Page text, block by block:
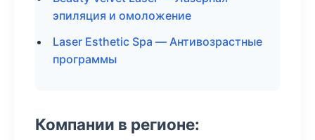
эпиляция и омоложение
Laser Esthetic Spa — Антивозрастные
программы
Компании в регионе: